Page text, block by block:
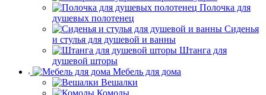
Полочка для
душевых полотенец
Сиденья
и стулья для душевой и ванны
Штанга для
душевой шторы
Мебель для дома
Вешалки
Комоды